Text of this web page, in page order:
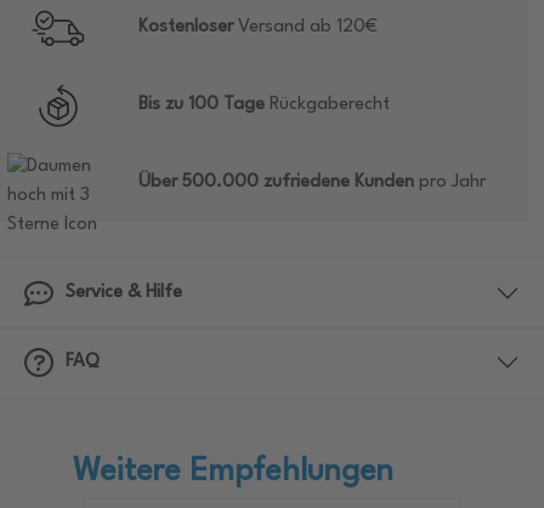
KostenloserVersand ab 120€
Bis zu 100 Tage Rückgaberecht
Über 500.000 zufriedene Kunden pro Jahr
Service & Hilfe
FAQ
Weitere Empfehlungen